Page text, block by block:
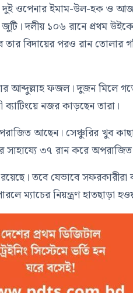
দুই ওপেনার ইমাম-উল-হক
দলীয় ১০৬ রানে প্রথম
বিদায়ের পরও রান তোলার
আব্দুল্লাহ ফজল। দুজন মিলে
ব্যাটিংয়ে নজর কাড়ছেন তারা।
আছেন। সেঞ্চুরির খুব
৩৭ রান করে অপরাজিত
তবে যেভাবে
ম্যাচের নিয়ন্ত্রণ হাতছাড়া